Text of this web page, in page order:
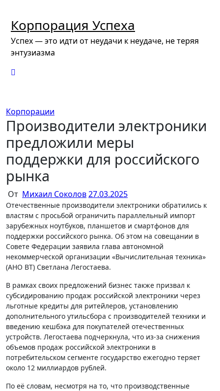
содержимому
Корпорация Успеха
Успех — это идти от неудачи к неудаче, не теряя
энтузиазма
Корпорации
Производители электроники
предложили меры
поддержки для российского
рынка
От Михаил Соколов27.03.2025
Отечественные производители электроники обратились к
властям с просьбой ограничить параллельный импорт
зарубежных ноутбуков, планшетов и смартфонов для
поддержки российского рынка. Об этом на совещании в
Совете Федерации заявила глава автономной
некоммерческой организации «Вычислительная техника»
(АНО ВТ) Светлана Легостаева.
В рамках своих предложений бизнес также призвал к
субсидированию продаж российской электроники через
льготные кредиты для ритейлеров, установлению
дополнительного утильсбора с производителей техники и
введению кешбэка для покупателей отечественных
устройств. Легостаева подчеркнула, что из-за снижения
объемов продаж российской электроники в
потребительском сегменте государство ежегодно теряет
около 12 миллиардов рублей.
По её словам, несмотря на то, что производственные